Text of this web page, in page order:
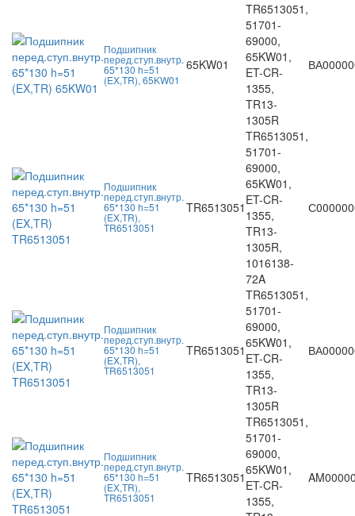
Подшипник
перед.ступ.внутр.
65*130 h=51
(EX,TR), 65KW01
65KW01
TR6513051,
51701-
69000,
65KW01,
ET-CR-
1355,
TR13-
1305R
Подшипник
перед.ступ.внутр.
65*130 h=51
(EX,TR),
TR6513051
TR6513051
TR6513051,
51701-
69000,
65KW01,
ET-CR-
1355,
TR13-
1305R,
1016138-
72A
Подшипник
перед.ступ.внутр.
65*130 h=51
(EX,TR),
TR6513051
TR6513051
TR6513051,
51701-
69000,
65KW01,
ET-CR-
1355,
TR13-
1305R
Подшипник
перед.ступ.внутр.
65*130 h=51
(EX,TR),
TR6513051
TR6513051
TR6513051,
51701-
69000,
65KW01,
ET-CR-
1355,